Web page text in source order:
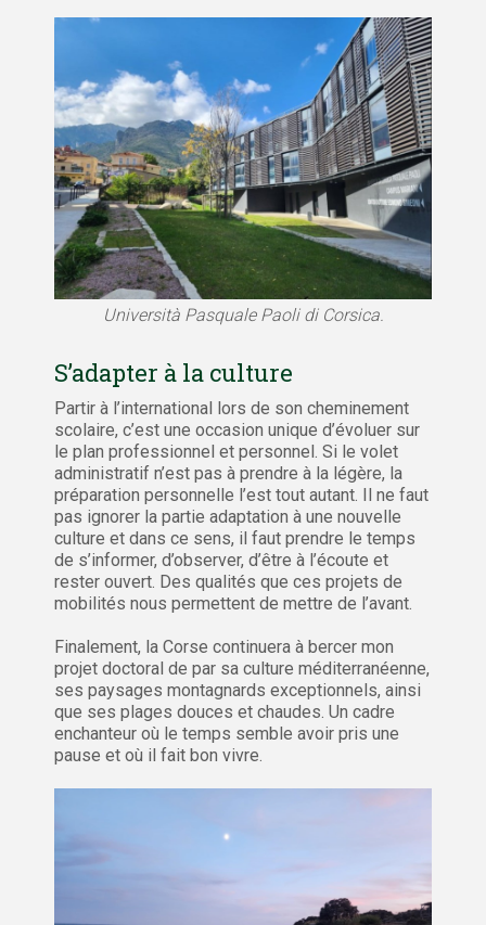
Università Pasquale Paoli di Corsica.
S’adapter à la culture
Partir à l’international lors de son cheminement
scolaire, c’est une occasion unique d’évoluer sur
le plan professionnel et personnel. Si le volet
administratif n’est pas à prendre à la légère, la
préparation personnelle l’est tout autant. Il ne faut
pas ignorer la partie adaptation à une nouvelle
culture et dans ce sens, il faut prendre le temps
de s’informer, d’observer, d’être à l’écoute et
rester ouvert. Des qualités que ces projets de
mobilités nous permettent de mettre de l’avant.
Finalement, la Corse continuera à bercer mon
projet doctoral de par sa culture méditerranéenne,
ses paysages montagnards exceptionnels, ainsi
que ses plages douces et chaudes. Un cadre
enchanteur où le temps semble avoir pris une
pause et où il fait bon vivre.